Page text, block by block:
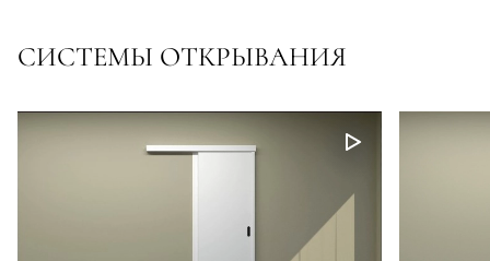
СИСТЕМЫ ОТКРЫВАНИЯ